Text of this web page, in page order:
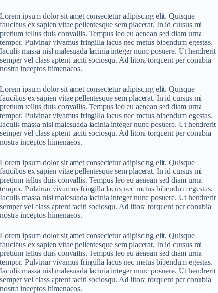
Lorem ipsum dolor sit amet consectetur adipiscing elit. Quisque
faucibus ex sapien vitae pellentesque sem placerat. In id cursus mi
pretium tellus duis convallis. Tempus leo eu aenean sed diam urna
tempor. Pulvinar vivamus fringilla lacus nec metus bibendum egestas.
Iaculis massa nisl malesuada lacinia integer nunc posuere. Ut hendrerit
semper vel class aptent taciti sociosqu. Ad litora torquent per conubia
nostra inceptos himenaeos.
Lorem ipsum dolor sit amet consectetur adipiscing elit. Quisque
faucibus ex sapien vitae pellentesque sem placerat. In id cursus mi
pretium tellus duis convallis. Tempus leo eu aenean sed diam urna
tempor. Pulvinar vivamus fringilla lacus nec metus bibendum egestas.
Iaculis massa nisl malesuada lacinia integer nunc posuere. Ut hendrerit
semper vel class aptent taciti sociosqu. Ad litora torquent per conubia
nostra inceptos himenaeos.
Lorem ipsum dolor sit amet consectetur adipiscing elit. Quisque
faucibus ex sapien vitae pellentesque sem placerat. In id cursus mi
pretium tellus duis convallis. Tempus leo eu aenean sed diam urna
tempor. Pulvinar vivamus fringilla lacus nec metus bibendum egestas.
Iaculis massa nisl malesuada lacinia integer nunc posuere. Ut hendrerit
semper vel class aptent taciti sociosqu. Ad litora torquent per conubia
nostra inceptos himenaeos.
Lorem ipsum dolor sit amet consectetur adipiscing elit. Quisque
faucibus ex sapien vitae pellentesque sem placerat. In id cursus mi
pretium tellus duis convallis. Tempus leo eu aenean sed diam urna
tempor. Pulvinar vivamus fringilla lacus nec metus bibendum egestas.
Iaculis massa nisl malesuada lacinia integer nunc posuere. Ut hendrerit
semper vel class aptent taciti sociosqu. Ad litora torquent per conubia
nostra inceptos himenaeos.